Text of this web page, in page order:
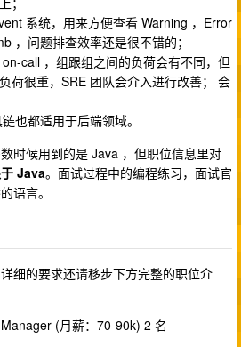
系统，用来方便查看 Warning ，Error
，问题排查效率还是很不错的；
call ，组跟组之间的负荷会有不同，但
荷很重，SRE 团队会介入进行改善； 会
也都适用于后端领域。
时候用到的是 Java ，但职位信息里对
Java。面试过程中的编程练习，面试官
语言。
细的要求还请移步下方完整的职位介
(月薪：70-90k) 2 名